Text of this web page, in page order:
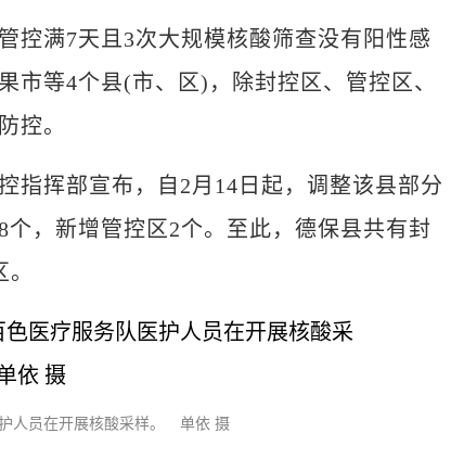
满7天且3次大规模核酸筛查没有阳性感
市等4个县(市、区)，除封控区、管控区、
控。
挥部宣布，自2月14日起，调整该县部分
，新增管控区2个。至此，德保县共有封
人员在开展核酸采样。 单依 摄